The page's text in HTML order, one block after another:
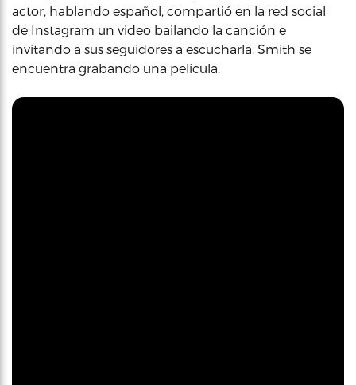
actor, hablando español, compartió en la red social
de Instagram un video bailando la canción e
invitando a sus seguidores a escucharla. Smith se
encuentra grabando una película.